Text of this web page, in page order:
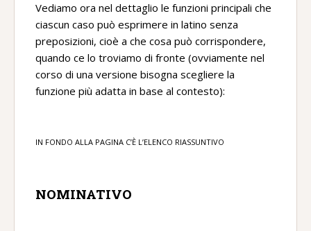
Vediamo ora nel dettaglio le funzioni principali che
ciascun caso può esprimere in latino senza
preposizioni, cioè a che cosa può corrispondere,
quando ce lo troviamo di fronte (ovviamente nel
corso di una versione bisogna scegliere la
funzione più adatta in base al contesto):
IN FONDO ALLA PAGINA C’È L’ELENCO RIASSUNTIVO
NOMINATIVO